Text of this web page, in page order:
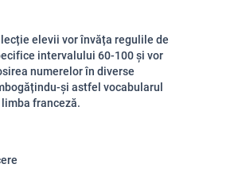
elevii vor învăța regulile de
intervalului 60-100 și vor
numerelor în diverse
și astfel vocabularul
franceză.